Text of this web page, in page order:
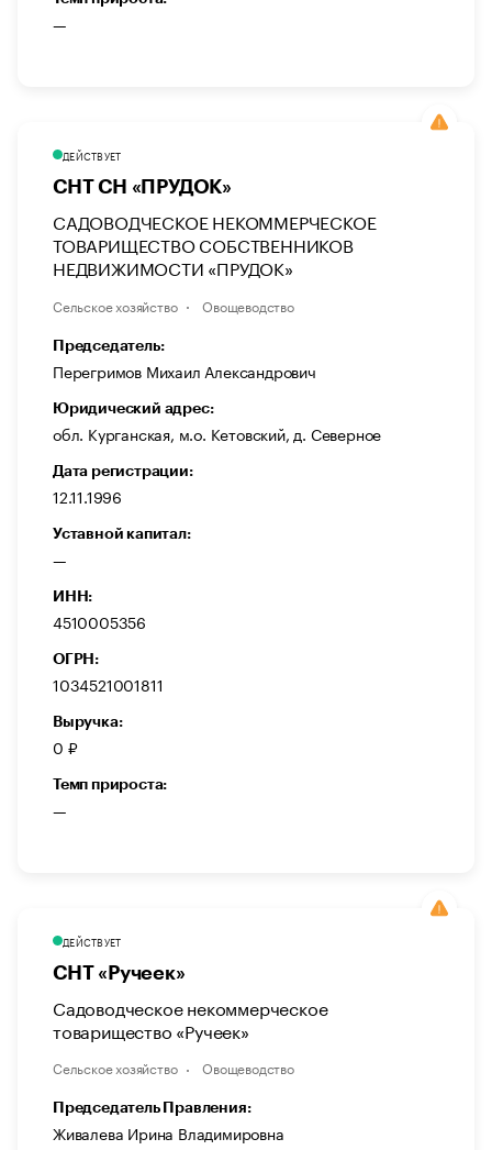
—
ДЕЙСТВУЕТ
СНТ СН «ПРУДОК»
САДОВОДЧЕСКОЕ НЕКОММЕРЧЕСКОЕ
ТОВАРИЩЕСТВО СОБСТВЕННИКОВ
НЕДВИЖИМОСТИ «ПРУДОК»
Сельское хозяйство Овощеводство
Председатель:
Перегримов Михаил Александрович
Юридический адрес:
обл. Курганская, м.о. Кетовский, д. Северное
Дата регистрации:
12.11.1996
Уставной капитал:
—
ИНН:
4510005356
ОГРН:
1034521001811
Выручка:
0 ₽
Темп прироста:
—
ДЕЙСТВУЕТ
СНТ «Ручеек»
Садоводческое некоммерческое
товарищество «Ручеек»
Сельское хозяйство Овощеводство
Председатель Правления:
Живалева Ирина Владимировна